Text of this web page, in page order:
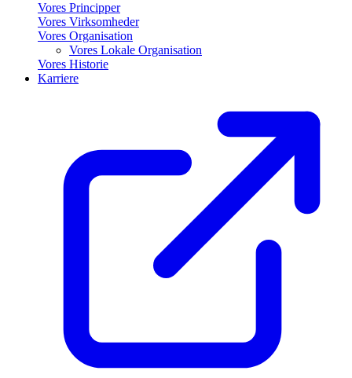
Vores Principper
Vores Virksomheder
Vores Organisation
Vores Lokale Organisation
Vores Historie
Karriere